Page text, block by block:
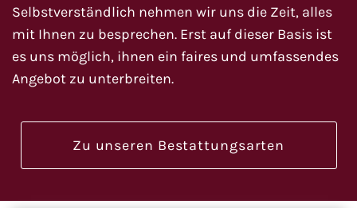
Selbstverständlich nehmen wir uns die Zeit, alles
mit Ihnen zu besprechen. Erst auf dieser Basis ist
es uns möglich, ihnen ein faires und umfassendes
Angebot zu unterbreiten.
Zu unseren Bestattungsarten